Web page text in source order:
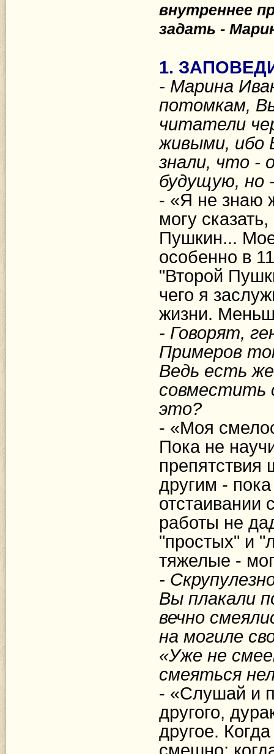
внутреннее
задать -
1.
- Марина
потомкам,
читатели
живыми, ибо
знали, что -
будущую, но
- «Я не знаю
могу
Пушкин...
особенно в
"Второй
чего я
жизни.
- Говорят,
Примеров
Ведь есть
совместить
это?
- «Моя
Пока не
препятствия
другим -
отстаивании
работы не
"простых" и
тяжелые -
-
Вы плакали
вечно
на могиле
«Уже не
смеяться
- «Слушай и
другого,
другое.
смешно;